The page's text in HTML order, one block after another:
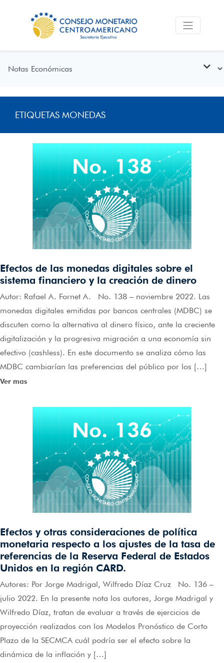
ETIQUETAS MONEDAS
No. 138
Efectos de las monedas digitales sobre el
sistema financiero y la creación de dinero
Autor: Rafael A. Fornet A. No. 138 – noviembre 2022. Las
monedas digitales emitidas por bancos centrales (MDBC) se
discuten como la alternativa al dinero físico, ante la creciente
digitalización y la progresiva migración a una economía sin
efectivo (cashless). En este documento se analiza cómo las
MDBC cambiarían las preferencias del público por los […]
Ver mas
No. 136
Efectos y otras consideraciones de política
monetaria respecto a los ajustes de la tasa de
referencias de la Reserva Federal de Estados
Unidos en la región CARD.
Autores: Por Jorge Madrigal, Wilfredo Díaz Cruz No. 136 –
julio 2022. En la presente nota los autores, Jorge Madrigal y
Wilfredo Díaz, tratan de evaluar a través de ejercicios de
proyección realizados con los Modelos Pronóstico de Corto
Plazo de la SECMCA cuál podría ser el efecto sobre la
dinámica de la inflación y […]